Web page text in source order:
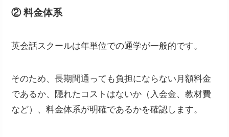
② 料金体系
英会話スクールは年単位での通学が一般的です。
そのため、長期間通っても負担にならない月額料金
であるか、隠れたコストはないか（入会金、教材費
など）、料金体系が明確であるかを確認します。